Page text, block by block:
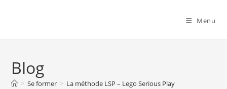
Menu
Blog
> Se former > La méthode LSP – Lego Serious Play